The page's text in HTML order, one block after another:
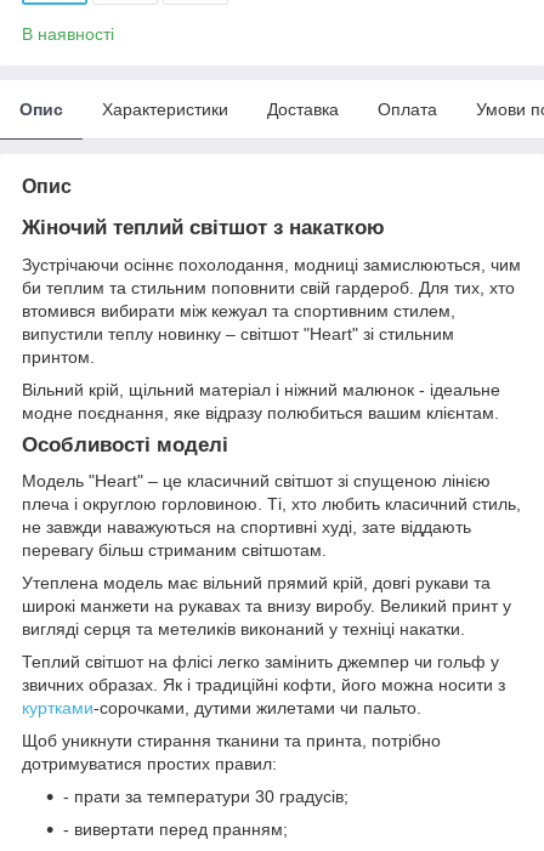
В наявності
Опис Характеристики Доставка Оплата Умови
Опис
Жіночий теплий світшот з накаткою
Зустрічаючи осіннє похолодання, модниці замислюються, чим
би теплим та стильним поповнити свій гардероб. Для тих, хто
втомився вибирати між кежуал та спортивним стилем,
випустили теплу новинку – світшот "Heart" зі стильним
принтом.
Вільний крій, щільний матеріал і ніжний малюнок - ідеальне
модне поєднання, яке відразу полюбиться вашим клієнтам.
Особливості моделі
Модель "Heart" – це класичний світшот зі спущеною лінією
плеча і округлою горловиною. Ті, хто любить класичний стиль,
не завжди наважуються на спортивні худі, зате віддають
перевагу більш стриманим світшотам.
Утеплена модель має вільний прямий крій, довгі рукави та
широкі манжети на рукавах та внизу виробу. Великий принт у
вигляді серця та метеликів виконаний у техніці накатки.
Теплий світшот на флісі легко замінить джемпер чи гольф у
звичних образах. Як і традиційні кофти, його можна носити з
куртками-сорочками, дутими жилетами чи пальто.
Щоб уникнути стирання тканини та принта, потрібно
дотримуватися простих правил:
- прати за температури 30 градусів;
- вивертати перед пранням;